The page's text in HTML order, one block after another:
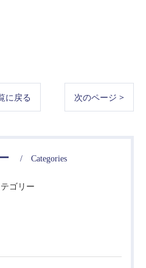
に戻る 次のページ >
Categories
ゴリー